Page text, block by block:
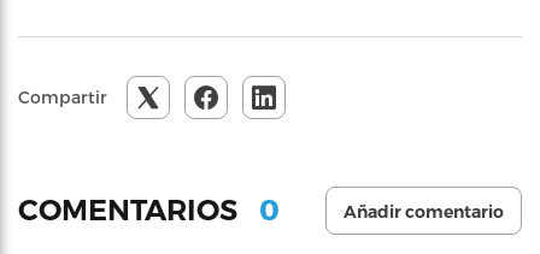
Compartir
COMENTARIOS 0 Añadir comentario